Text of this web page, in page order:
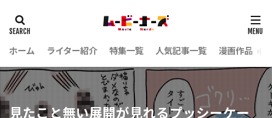
ホーム ライター紹介 特集一覧 人気記事一覧 漫画作品
見たこと無い展開が見れるプッシーケー